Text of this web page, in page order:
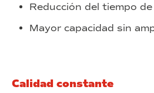
Reducción del tiempo de
Mayor capacidad sin
Calidad constante